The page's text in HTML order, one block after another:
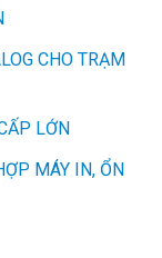
CHO TRẠM
LỚN
MÁY IN, ỔN